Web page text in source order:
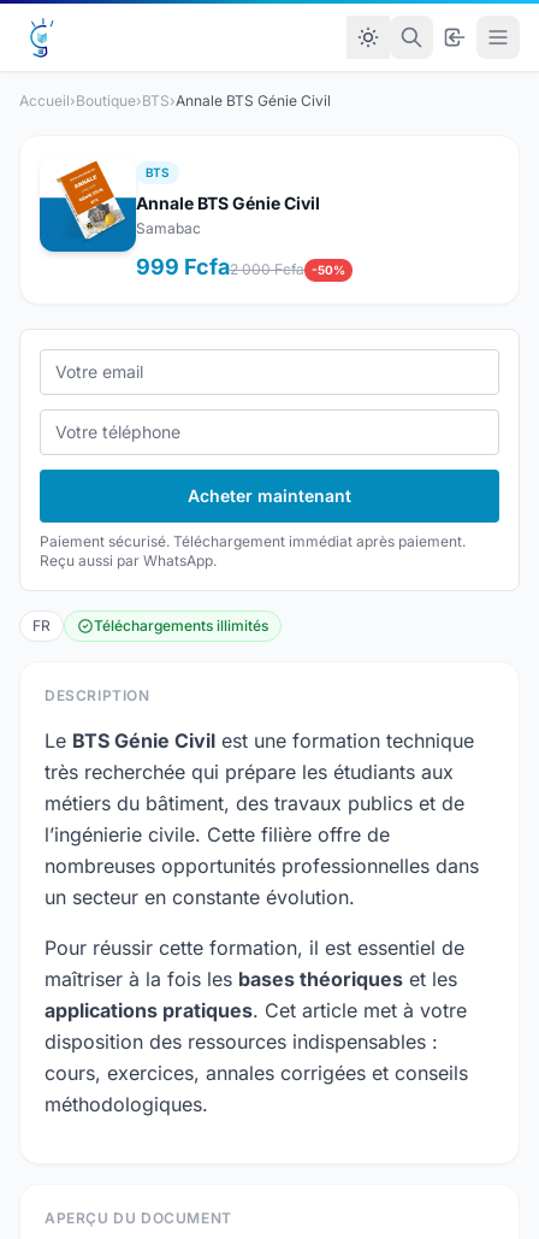
Accueil›Boutique›BTS›Annale BTS Génie Civil
BTS
Annale BTS Génie Civil
Samabac
999 Fcfa2 000 Fcfa -50%
Acheter maintenant
Paiement sécurisé. Téléchargement immédiat après paiement.
Reçu aussi par WhatsApp.
FR Téléchargements illimités
DESCRIPTION
Le BTS Génie Civil est une formation technique
très recherchée qui prépare les étudiants aux
métiers du bâtiment, des travaux publics et de
l’ingénierie civile. Cette filière offre de
nombreuses opportunités professionnelles dans
un secteur en constante évolution.
Pour réussir cette formation, il est essentiel de
maîtriser à la fois les bases théoriques et les
applications pratiques. Cet article met à votre
disposition des ressources indispensables :
cours, exercices, annales corrigées et conseils
méthodologiques.
APERÇU DU DOCUMENT